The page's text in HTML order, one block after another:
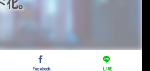
化。
Facebook LINE